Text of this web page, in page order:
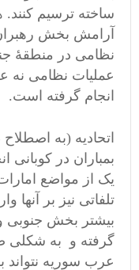
ساخته ترسیم کنند.
آرامش بخش
نظامی در منطقۀ
عملیات نظامی نه
انجام گرفته است.
اتحادیه (به
بمباران در
یک از مواضع
تلفاتی نیز بر آنها
بیشتر بخش جنوبی
گرفته و به
عرب سوریه نتواند